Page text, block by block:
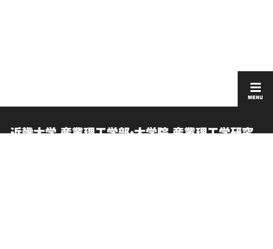
近畿大学 産業理工学部・大学院 産業理工学研究